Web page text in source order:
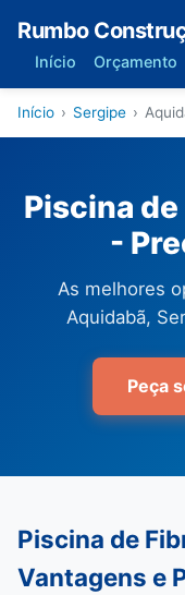
Rumbo
Início Orçamento
Início › Sergipe ›
Piscina
-
As melhores
Aquidabã,
Peça
Piscina de
Vantagens e